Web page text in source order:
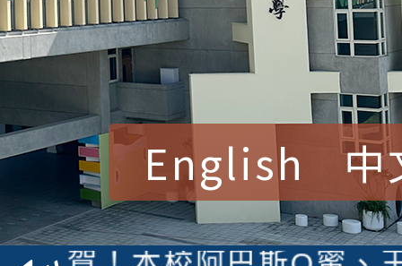
English 中
賀！本校參加桃園市中
賽 洪綺君教師榮獲社
賀！本校阿巴斯O蜜、